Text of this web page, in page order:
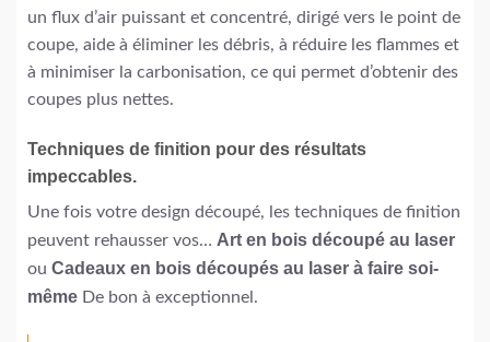
un flux d’air puissant et concentré, dirigé vers le point de
coupe, aide à éliminer les débris, à réduire les flammes et
à minimiser la carbonisation, ce qui permet d’obtenir des
coupes plus nettes.
Techniques de finition pour des résultats
impeccables.
Une fois votre design découpé, les techniques de finition
peuvent rehausser vos… Art en bois découpé au laser
ou Cadeaux en bois découpés au laser à faire soi-
même De bon à exceptionnel.